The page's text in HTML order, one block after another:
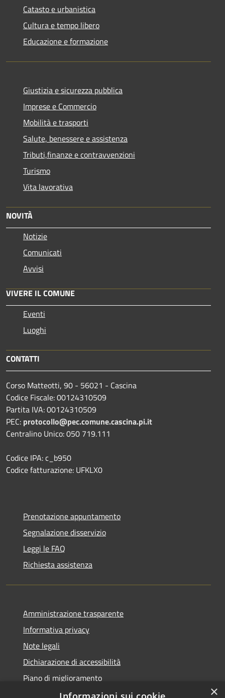
Catasto e urbanistica
Cultura e tempo libero
Educazione e formazione
Giustizia e sicurezza pubblica
Imprese e Commercio
Mobilità e trasporti
Salute, benessere e assistenza
Tributi,finanze e contravvenzioni
Turismo
Vita lavorativa
NOVITÀ
Notizie
Comunicati
Avvisi
VIVERE IL COMUNE
Eventi
Luoghi
CONTATTI
Corso Matteotti, 90 - 56021 - Cascina
Codice Fiscale: 00124310509
Partita IVA: 00124310509
PEC: protocollo@pec.comune.cascina.pi.it
Centralino Unico: 050 719.111
Codice IPA: c_b950
Codice fatturazione: UFKLX0
Prenotazione appuntamento
Segnalazione disservizio
Leggi le FAQ
Richiesta assistenza
Amministrazione trasparente
Informativa privacy
Note legali
Dichiarazione di accessibilità
Piano di miglioramento
×